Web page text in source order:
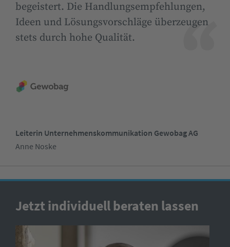
begeistert. Die Handlungsempfehlungen,
Ideen und Lösungsvorschläge überzeugen
stets durch hohe Qualität.
Leiterin Unternehmenskommunikation Gewobag AG
Anne Noske
Jetzt individuell beraten lassen